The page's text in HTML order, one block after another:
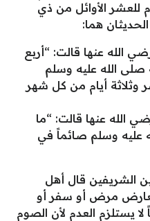
للعشر الأوائل من ذي
هما:
الله عنها قالت: “أربع
الله عليه وسلم
وثلاثة أيام من كل شهر
الله عنها قالت: “ما
عليه وسلم صائماً في
الشريفين قال أهل
لعارض مرض أو سفر أو
يستلزم العدم لأن الصوم